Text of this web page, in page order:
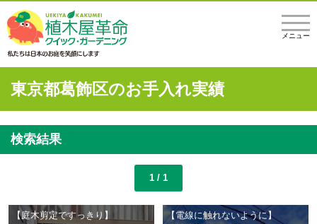
メニュー
東京都葛飾区のお手入れ実績
検索結果
1 / 1
【庭木剪定ですっきり】
【電線に触れないように】